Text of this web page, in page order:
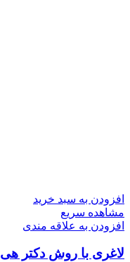
افزودن به سبد خرید
مشاهده سریع
افزودن به علاقه مندی
لاغری با روش دکتر هی